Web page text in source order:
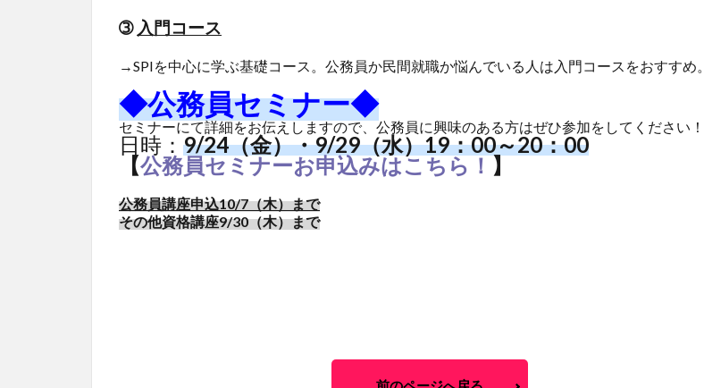
➂ 入門コース
→SPIを中心に学ぶ基礎コース。公務員か民間就職か悩んでいる人は入門コースをおすすめ。
◆公務員セミナー◆
セミナーにて詳細をお伝えしますので、公務員に興味のある方はぜひ参加をしてください！
日時： 9/24（金）・9/29（水）19：00～20：00
【公務員セミナーお申込みはこちら！ 】
公務員講座申込10/7（木）まで
その他資格講座9/30（木）まで